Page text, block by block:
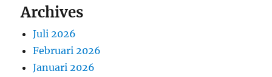
Archives
Juli 2026
Februari 2026
Januari 2026